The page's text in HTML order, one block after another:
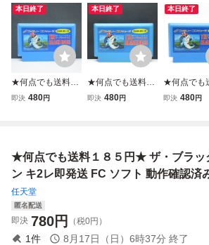
本日終了
★何点でも送料１
８５円★ ザ・ブラ
即決 480円
本日終了
★何点でも送料１
８５円★ ザ・ブラ
即決 480円
本日終了
★何点でも
８５円★ ザ
即決 480円
★何点でも送料１８５円★ ザ・ブラッ
ン キ2レ即発送 FC ソフト 動作確認済
任天堂
匿名配送
即決 780円 （税0円）
1件 8月17日（日）6時37分 終了